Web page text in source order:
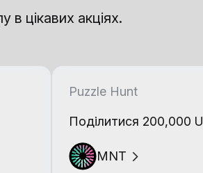
цікавих акціях.
Puzzle Hunt
Поділитися 200,000
MNT